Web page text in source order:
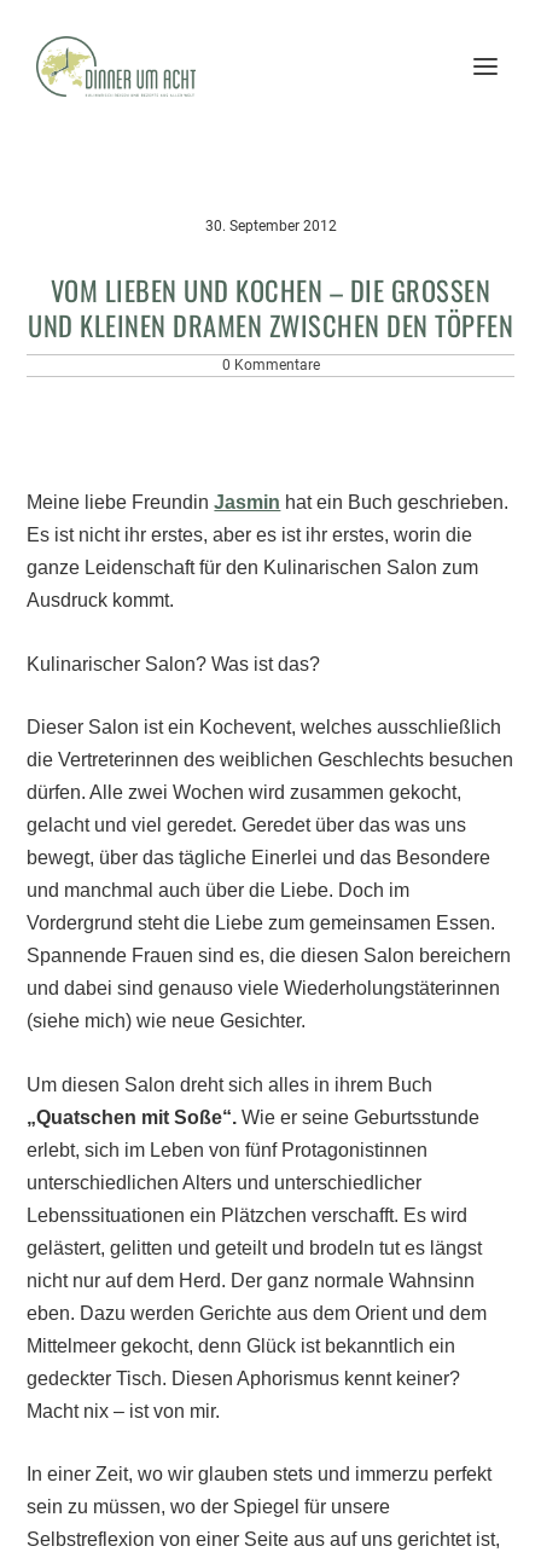
30. September 2012
VOM LIEBEN UND KOCHEN – DIE GROSSEN U
ND KLEINEN DRAMEN ZWISCHEN DEN TÖPFEN
0 Kommentare
Meine liebe FreundinJasmin hat ein Buch geschrieben.
Es ist nicht ihr erstes, aber es ist ihr erstes, worin die
ganze Leidenschaft für den Kulinarischen Salon zum
Ausdruck kommt.
Kulinarischer Salon? Was ist das?
Dieser Salon ist ein Kochevent, welches ausschließlich
die Vertreterinnen des weiblichen Geschlechts besuchen
dürfen. Alle zwei Wochen wird zusammen gekocht,
gelacht und viel geredet. Geredet über das was uns
bewegt, über das tägliche Einerlei und das Besondere
und manchmal auch über die Liebe. Doch im
Vordergrund steht die Liebe zum gemeinsamen Essen.
Spannende Frauen sind es, die diesen Salon bereichern
und dabei sind genauso viele Wiederholungstäterinnen
(siehe mich) wie neue Gesichter.
Um diesen Salon dreht sich alles in ihrem Buch
„Quatschen mit Soße“. Wie er seine Geburtsstunde
erlebt, sich im Leben von fünf Protagonistinnen
unterschiedlichen Alters und unterschiedlicher
Lebenssituationen ein Plätzchen verschafft. Es wird
gelästert, gelitten und geteilt und brodeln tut es längst
nicht nur auf dem Herd. Der ganz normale Wahnsinn
eben. Dazu werden Gerichte aus dem Orient und dem
Mittelmeer gekocht, denn Glück ist bekanntlich ein
gedeckter Tisch. Diesen Aphorismus kennt keiner?
Macht nix – ist von mir.
In einer Zeit, wo wir glauben stets und immerzu perfekt
sein zu müssen, wo der Spiegel für unsere
Selbstreflexion von einer Seite aus auf uns gerichtet ist,